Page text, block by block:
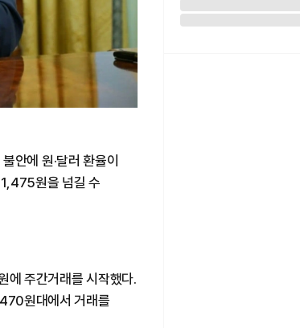
안에 원·달러 환율이
원을 넘길 수
에 주간거래를 시작했다.
원대에서 거래를